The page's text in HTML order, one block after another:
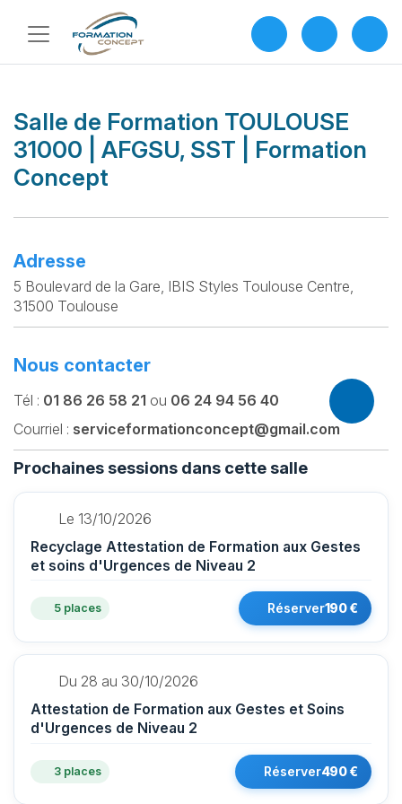
Salle de Formation TOULOUSE
31000 | AFGSU, SST | Formation
Concept
Adresse
5 Boulevard de la Gare, IBIS Styles Toulouse Centre,
31500 Toulouse
Nous contacter
Tél : 01 86 26 58 21 ou 06 24 94 56 40
Courriel : serviceformationconcept@gmail.com
Prochaines sessions dans cette salle
Le 13/10/2026
Recyclage Attestation de Formation aux Gestes
et soins d'Urgences de Niveau 2
5 places Réserver190 €
Du 28 au 30/10/2026
Attestation de Formation aux Gestes et Soins
d'Urgences de Niveau 2
3 places Réserver490 €